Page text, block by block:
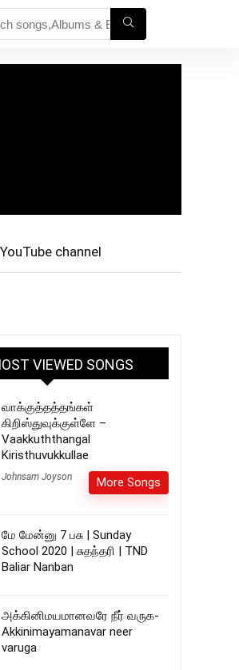
channel
VIEWED SONGS
வாக்குத்தத்தங்கள்
கிறிஸ்துவுக்குள்ளே –
Vaakkuththangal
Kiristhuvukkullae
Johnsam Joyson More Songs
மே மேன்னு 7 பசு | Sunday
School 2020 | சுதந்தரி | TND
Baliar Nanban
அக்கினிமயமானவரே நீர் வருக-
Akkinimayamanavar neer
varuga